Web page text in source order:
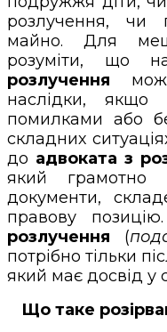
розлучення, чи
майно. Для
розуміти, що
розлучення
наслідки, якщо
помилками або
складних
до адвоката з
який грамотно
документи,
правову
розлучення (
потрібно тільки
який має досвід у
Що таке